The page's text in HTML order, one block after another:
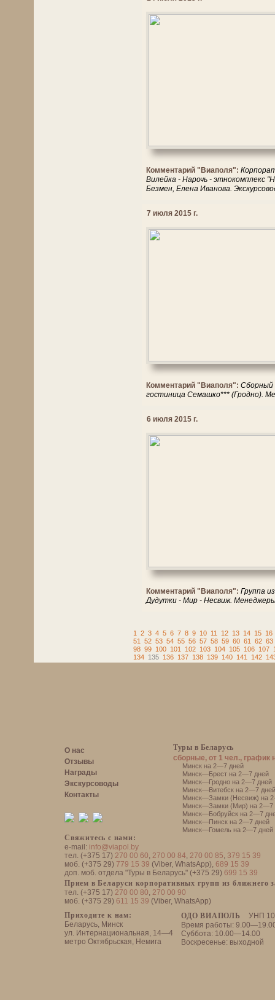
Комментарий "Виаполя":
Вилейка - Нарочь - этнокомплекс
Безмен, Елена Иванова.
7 июля 2015 г.
Комментарий "Виаполя": Сборный
гостиница Семашко*** (Гродно).
6 июля 2015 г.
Комментарий "Виаполя": Группа
Дудутки - Мир - Несвиж.
1 2 3 4 5 6 7 8 9 10 11 12 13 14 15 16
51
52 53 54 55 56 57 58 59 60 61 62 63
98 99 100 101 102 103 104 105 106 107
134 135 136 137 138 139 140 141 142
О нас
Отзывы
Награды
Экскурсоводы
Контакты
Свяжитесь с нами:
e-mail: info@viapol.by
тел. (+375 17) 270 00 60, 270 00 84, 270 00 85, 379 15 39
моб. (+375 29) 779 15 39 (Viber, WhatsApp), 689 15 39
доп. моб. отдела "Туры в Беларусь" (+375 29) 699 15 39
Прием в Беларуси корпоративных групп из ближнего
тел. (+375 17) 270 00 80, 270 00 90
моб. (+375 29) 611 15 39 (Viber, WhatsApp)
ОДО ВИАПОЛЬ
УНП
Время работы:
Суббота: 10.00—14.00
Воскресенье: выходной
Приходите к нам:
Беларусь, Минск
ул. Интернациональная, 14—4
метро Октябрьская, Немига
Туры в Беларусь
сборные, от 1 чел., график
Минск на 2—7 дней
Минск—Брест на 2—7 дней
Минск—Гродно на 2—7 дней
Минск—Витебск на 2—7 дней
Минск—Замки (Несвиж) на
Минск—Замки (Мир) на 2—7
Минск—Бобруйск на 2—7
Минск—Пинск на 2—7 дней
Минск—Гомель на 2—7 дней